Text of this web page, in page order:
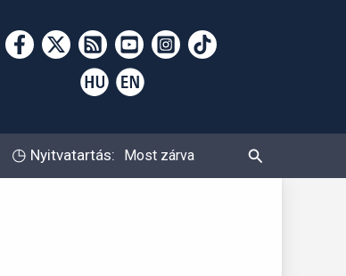
◷ Nyitvatartás: Most zárva Keresés